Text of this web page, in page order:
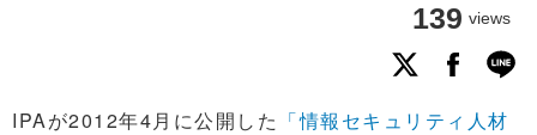
139 views
IPAが2012年4月に公開した 「情報セキュリティ人材